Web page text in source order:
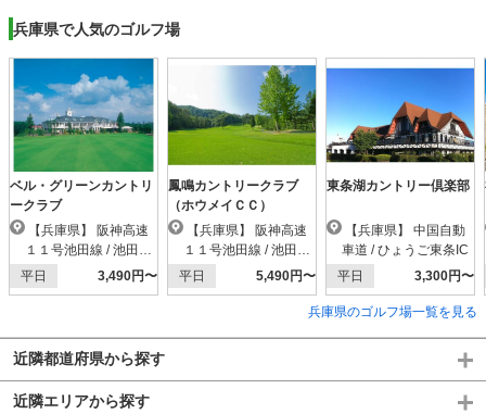
兵庫県で人気のゴルフ場
ベル・グリーンカントリ
ークラブ
１１号池田線 / 池田木
部IC
平日 3,490円〜
鳳鳴カントリークラブ
（ホウメイＣＣ）
１１号池田線 / 池田木
部IC
平日 5,490円〜
東条湖カントリー倶楽部
車道 / ひょうご東条IC
平日
3,300円〜
兵庫県のゴルフ場一覧を見る
近隣都道府県から探す
近隣エリアから探す